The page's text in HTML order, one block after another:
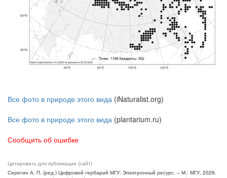
Все фото в природе этого вида (iNaturalist.org)
Все фото в природе этого вида (plantarium.ru)
Сообщить об ошибке
Цитировать для публикации (сайт)
Серегин А. П. (ред.) Цифровой гербарий МГУ: Электронный ресурс. – М.: МГУ, 2026.